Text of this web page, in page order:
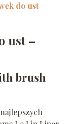
do ust
ust –
brush